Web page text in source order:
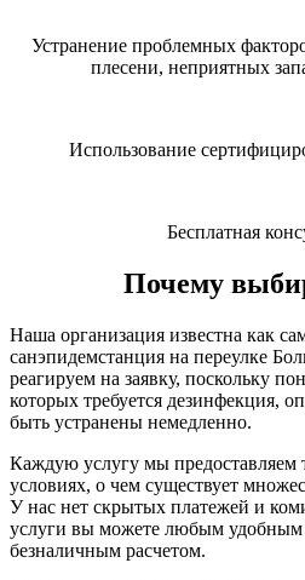
Устранение проблемных
плесени, неприятных
Использование
Бесплатная
Почему
Наша организация известна как
санэпидемстанция на переулке
реагируем на заявку, поскольку
которых требуется дезинфекция,
быть устранены немедленно.
Каждую услугу мы предоставляем
условиях, о чем существует
У нас нет скрытых платежей и
услуги вы можете любым
безналичным расчетом.